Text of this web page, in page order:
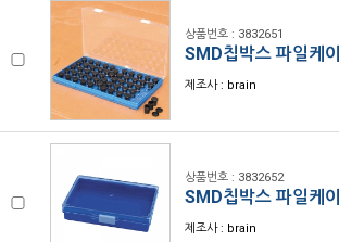
상품번호 : 3832651
SMD칩박스 파일케
제조사 : brain
상품번호 : 3832652
SMD칩박스 파일케
제조사 : brain